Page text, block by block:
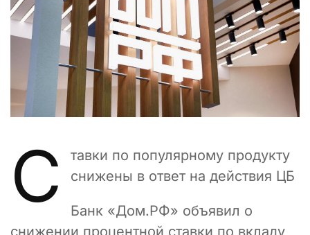
С
тавки по популярному продукту
снижены в ответ на действия ЦБ
Банк «Дом.РФ» объявил о